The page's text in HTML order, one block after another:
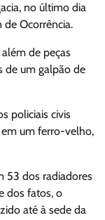
no último dia
de Ocorrência.
de peças
de um galpão de
policiais civis
em um ferro-velho,
53 dos radiadores
dos fatos, o
até à sede da